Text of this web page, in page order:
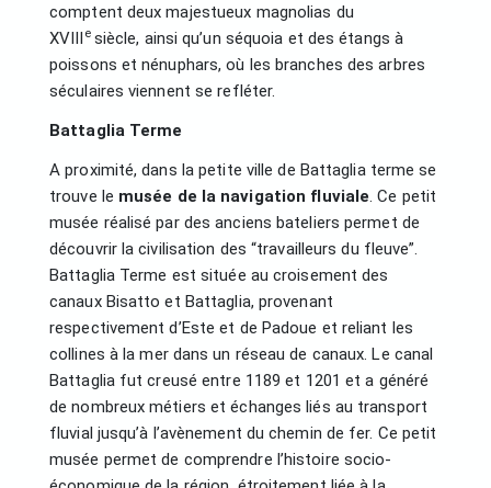
comptent deux majestueux magnolias du
XVIII e siècle, ainsi qu’un séquoia et des étangs à
poissons et nénuphars, où les branches des arbres
séculaires viennent se refléter.
Battaglia Terme
A proximité, dans la petite ville de Battaglia terme se
trouve le musée de la navigation fluviale . Ce petit
musée réalisé par des anciens bateliers permet de
découvrir la civilisation des “travailleurs du fleuve”.
Battaglia Terme est située au croisement des
canaux Bisatto et Battaglia, provenant
respectivement d’Este et de Padoue et reliant les
collines à la mer dans un réseau de canaux. Le canal
Battaglia fut creusé entre 1189 et 1201 et a généré
de nombreux métiers et échanges liés au transport
fluvial jusqu’à l’avènement du chemin de fer. Ce petit
musée permet de comprendre l’histoire socio-